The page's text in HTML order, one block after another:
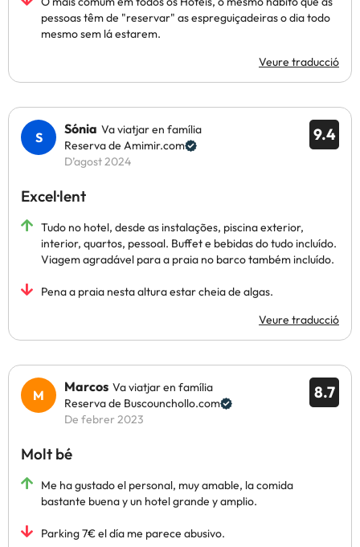
pessoas têm de "reservar" as espreguiçadeiras o dia todo
mesmo sem lá estarem.
Veure traducció
9.4
Sónia Va viatjar en família
Reserva de Amimir.com
D’agost 2024
Excel·lent
Tudo no hotel, desde as instalações, piscina exterior,
interior, quartos, pessoal. Buffet e bebidas do tudo incluído.
Viagem agradável para a praia no barco também incluído.
Pena a praia nesta altura estar cheia de algas.
Veure traducció
8.7
Marcos Va viatjar en família
Reserva de Buscounchollo.com
De febrer 2023
Molt bé
Me ha gustado el personal, muy amable, la comida
bastante buena y un hotel grande y amplio.
Parking 7€ el día me parece abusivo.